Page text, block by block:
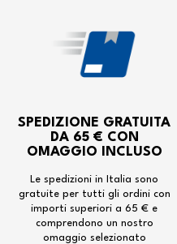
SPEDIZIONE GRATUITA
DA 65 € CON
OMAGGIO INCLUSO
Le spedizioni in Italia sono
gratuite per tutti gli ordini con
importi superiori a 65 € e
comprendono un nostro
omaggio selezionato